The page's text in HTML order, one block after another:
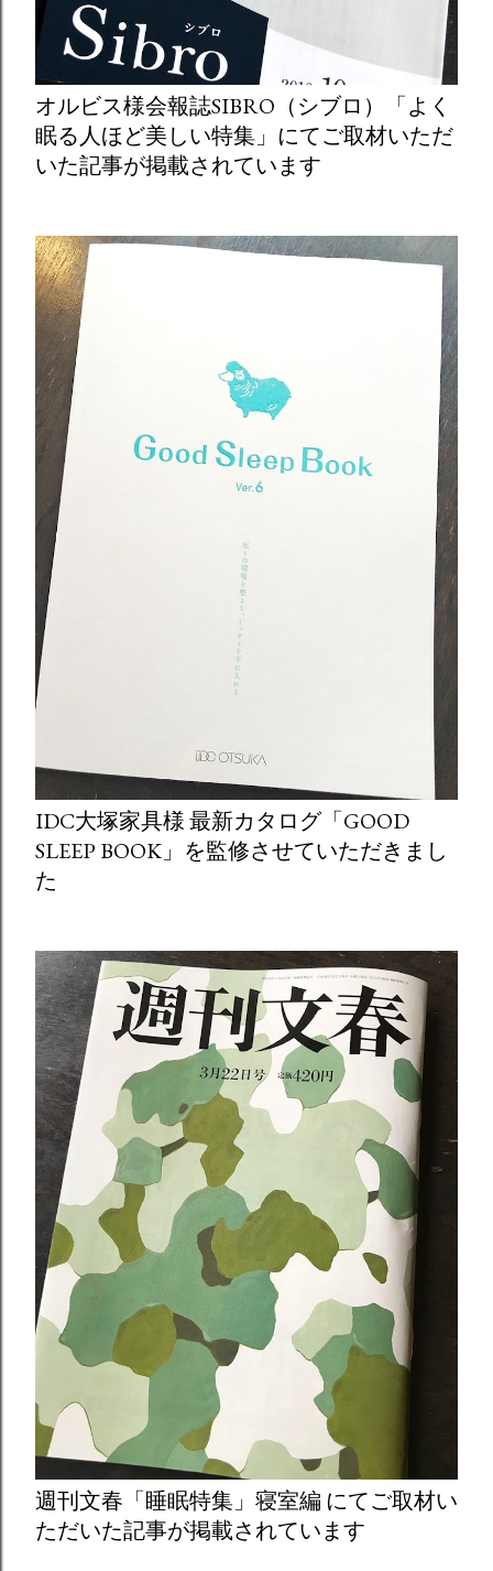
オルビス様会報誌SIBRO（シブロ）「よく
眠る人ほど美しい特集」にてご取材いただ
いた記事が掲載されています
IDC大塚家具様 最新カタログ「GOOD
SLEEP BOOK」を監修させていただきまし
た
週刊文春「睡眠特集」寝室編 にてご取材い
ただいた記事が掲載されています